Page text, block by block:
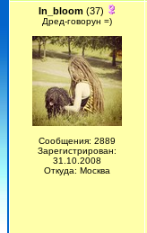
In_bloom(37)
Дред-говорун =)
Сообщения: 2889
Зарегистрирован:
31.10.2008
Откуда: Москва